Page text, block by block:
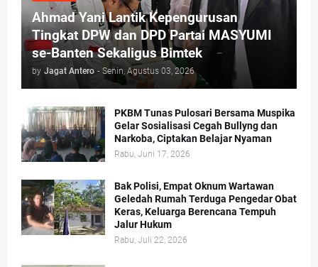
Ahmad Yani Lantik Kepengurusan
Tingkat DPW dan DPD Partai MASYUMI
se-Banten Sekaligus Bimtek
by Jagat Antero - Senin, Agustus 03, 2026
PKBM Tunas Pulosari Bersama Muspika
Gelar Sosialisasi Cegah Bullyng dan
Narkoba, Ciptakan Belajar Nyaman
Rabu, Juni 17, 2026
Bak Polisi, Empat Oknum Wartawan
Geledah Rumah Terduga Pengedar Obat
Keras, Keluarga Berencana Tempuh
Jalur Hukum
Rabu, Juli 22, 2026